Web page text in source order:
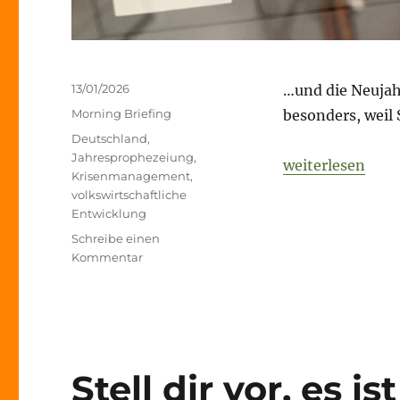
…und die
besonders, weil
„Stell dir vor,
weiterlesen
Veröffentlicht
am
13/01/2026
Kategorien
Morning Briefing
Schlagwörter
Deutschland,
Jahresprophezeiung,
Krisenmanagement,
volkswirtschaftliche
Entwicklung
Schreibe einen
Kommentarzu
31.12.2026,
Stell dir vor, es ist